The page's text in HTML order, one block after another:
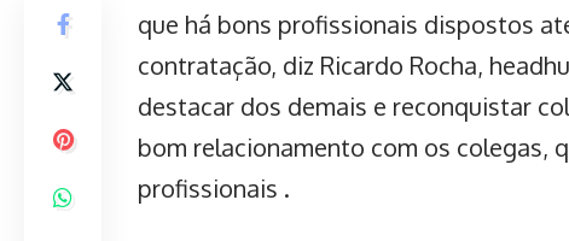
que há bons profissionais dispostos
contratação, diz Ricardo Rocha,
destacar dos demais e reconquistar
bom relacionamento com os colegas,
profissionais .